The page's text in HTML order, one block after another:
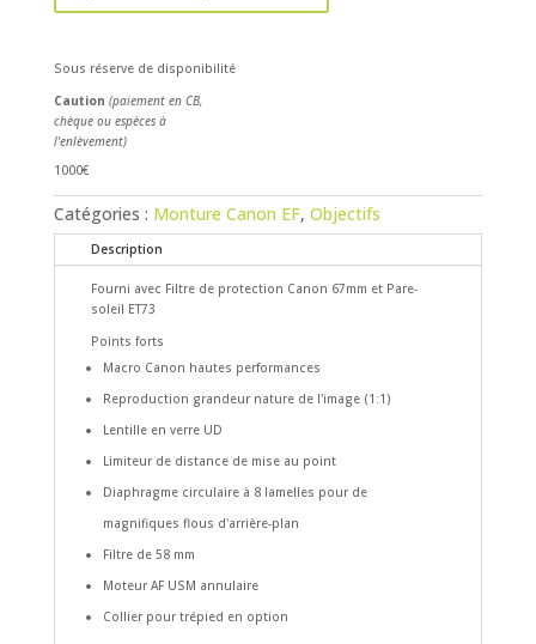
Sous réserve de disponibilité
Caution (paiement en CB,
chèque ou espèces à
l'enlèvement)
1000€
Catégories : Monture Canon EF, Objectifs
Description
Fourni avec Filtre de protection Canon 67mm et Pare-
soleil ET73
Points forts
Macro Canon hautes performances
Reproduction grandeur nature de l'image (1:1)
Lentille en verre UD
Limiteur de distance de mise au point
Diaphragme circulaire à 8 lamelles pour de
magnifiques flous d'arrière-plan
Filtre de 58 mm
Moteur AF USM annulaire
Collier pour trépied en option